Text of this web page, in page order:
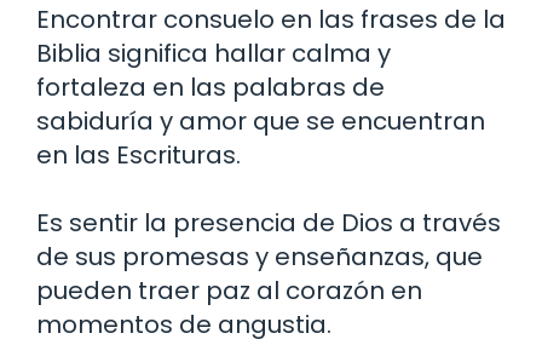
Encontrar consuelo en las frases de la
Biblia significa hallar calma y
fortaleza en las palabras de
sabiduría y amor que se encuentran
en las Escrituras.
Es sentir la presencia de Dios a través
de sus promesas y enseñanzas, que
pueden traer paz al corazón en
momentos de angustia.